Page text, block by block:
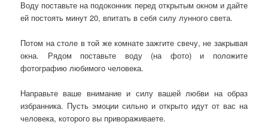
Воду поставьте на подоконник перед открытым окном и дайте
ей постоять минут 20, впитать в себя силу лунного света.
Потом на столе в той же комнате зажгите свечу, не закрывая
окна. Рядом поставьте воду (на фото) и положите
фотографию любимого человека.
Направьте ваше внимание и силу вашей любви на образ
избранника. Пусть эмоции сильно и открыто идут от вас на
человека, которого вы привораживаете.